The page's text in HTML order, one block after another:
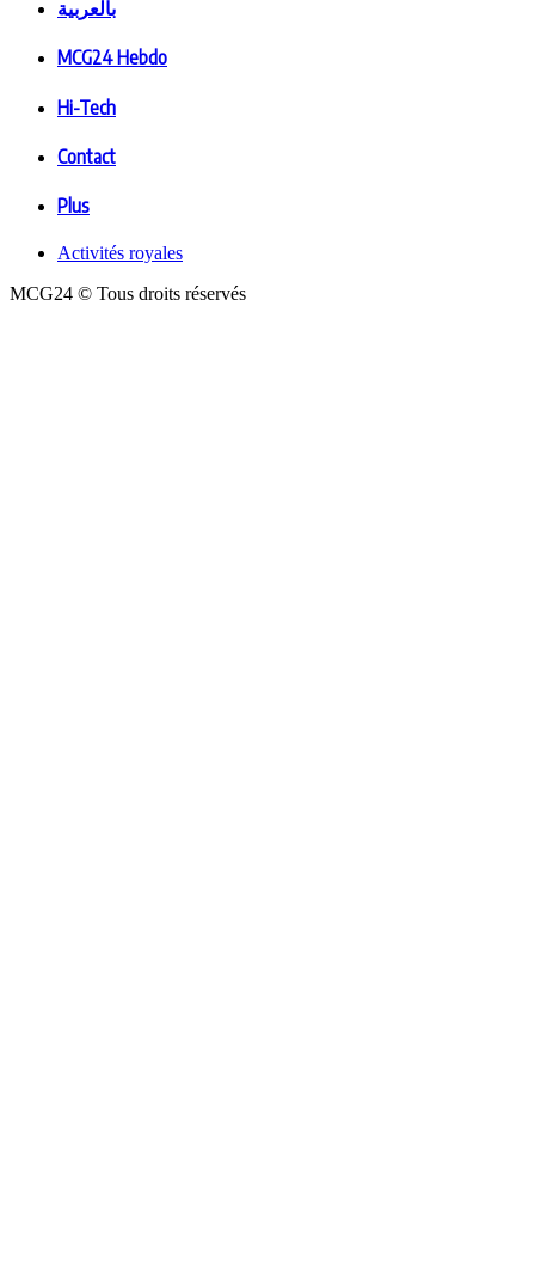
بالعربية
MCG24 Hebdo
Hi-Tech
Contact
Plus
Activités royales
MCG24 © Tous droits réservés